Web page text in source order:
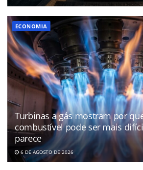
ECONOMIA
Turbinas a gás mostram por
combustível pode ser mais
parece
6 DE AGOSTO DE 2026